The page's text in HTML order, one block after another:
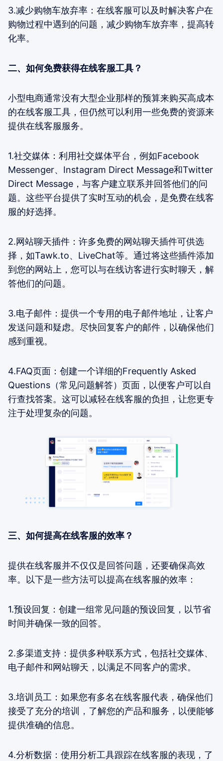
3.减少购物车放弃率：在线客服可以及时解决客户在
购物过程中遇到的问题，减少购物车放弃率，提高转
化率。
二、如何免费获得在线客服工具？
小型电商通常没有大型企业那样的预算来购买高成本
的在线客服工具，但仍然可以利用一些免费的资源来
提供在线客服服务。
1.社交媒体：利用社交媒体平台，例如Facebook
Messenger、Instagram Direct Message和Twitter
Direct Message，与客户建立联系并回答他们的问
题。这些平台提供了实时互动的机会，是免费在线客
服的好选择。
2.网站聊天插件：许多免费的网站聊天插件可供选
择，如Tawk.to、LiveChat等。通过将这些插件添加
到您的网站上，您可以与在线访客进行实时聊天，解
答他们的问题。
3.电子邮件：提供一个专用的电子邮件地址，让客户
发送问题和疑虑。尽快回复客户的邮件，以确保他们
感到重视。
4.FAQ页面：创建一个详细的Frequently Asked
Questions（常见问题解答）页面，以便客户可以自
行查找答案。这可以减轻在线客服的负担，让您更专
注于处理复杂的问题。
三、如何提高在线客服的效率？
提供在线客服并不仅仅是回答问题，还要确保高效
率。以下是一些方法可以提高在线客服的效率：
1.预设回复：创建一组常见问题的预设回复，以节省
时间并确保一致的回答。
2.多渠道支持：提供多种联系方式，包括社交媒体、
电子邮件和网站聊天，以满足不同客户的需求。
3.培训员工：如果您有多名在线客服代表，确保他们
接受了充分的培训，了解您的产品和服务，以便能够
提供准确的信息。
4.分析数据：使用分析工具跟踪在线客服的表现，了